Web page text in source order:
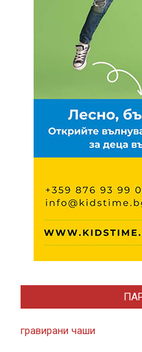
гравирани чаши